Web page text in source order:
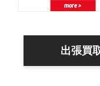
more >
出張買